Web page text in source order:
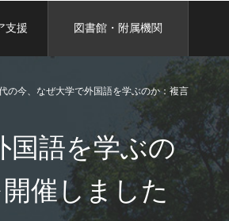
支援 図書館・附属機関
の今、なぜ大学で外国語を学ぶのか：複言
国語を学ぶの
催しました